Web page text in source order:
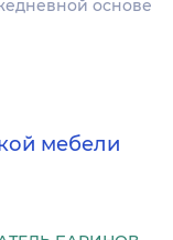
основе
мебели